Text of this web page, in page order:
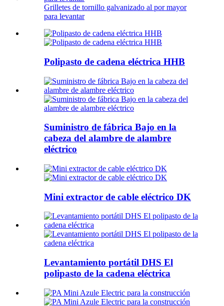
Grilletes de tornillo galvanizado al por mayor
para levantar
Polipasto de cadena eléctrica HHB
Suministro de fábrica Bajo en la
cabeza del alambre de alambre
eléctrico
Mini extractor de cable eléctrico DK
Levantamiento portátil DHS El
polipasto de la cadena eléctrica